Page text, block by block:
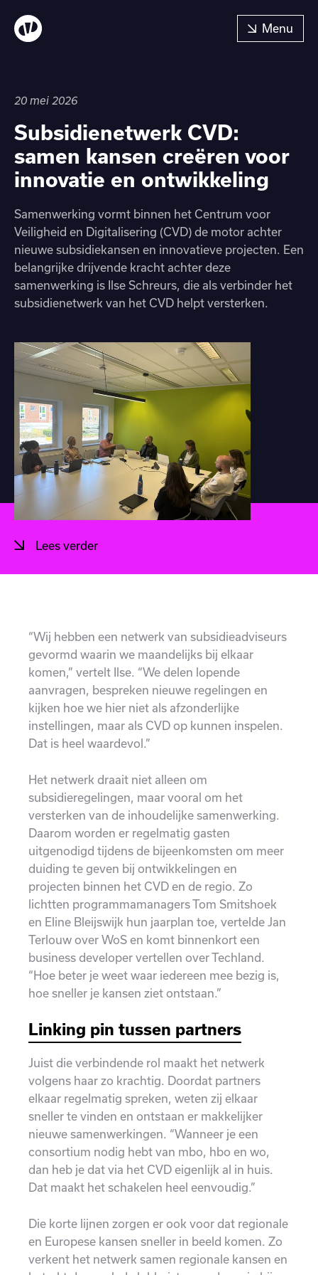
20 mei 2026
Subsidienetwerk CVD:
samen kansen creëren voor
innovatie en ontwikkeling
Samenwerking vormt binnen het Centrum voor
Veiligheid en Digitalisering (CVD) de motor achter
nieuwe subsidiekansen en innovatieve projecten. Een
belangrijke drijvende kracht achter deze
samenwerking is Ilse Schreurs, die als verbinder het
subsidienetwerk van het CVD helpt versterken.
Lees verder
“Wij hebben een netwerk van subsidieadviseurs
gevormd waarin we maandelijks bij elkaar
komen,” vertelt Ilse. “We delen lopende
aanvragen, bespreken nieuwe regelingen en
kijken hoe we hier niet als afzonderlijke
instellingen, maar als CVD op kunnen inspelen.
Dat is heel waardevol.”
Het netwerk draait niet alleen om
subsidieregelingen, maar vooral om het
versterken van de inhoudelijke samenwerking.
Daarom worden er regelmatig gasten
uitgenodigd tijdens de bijeenkomsten om meer
duiding te geven bij ontwikkelingen en
projecten binnen het CVD en de regio. Zo
lichtten programmamanagers Tom Smitshoek
en Eline Bleijswijk hun jaarplan toe, vertelde Jan
Terlouw over WoS en komt binnenkort een
business developer vertellen over Techland.
“Hoe beter je weet waar iedereen mee bezig is,
hoe sneller je kansen ziet ontstaan.”
Linking pin tussen partners
Juist die verbindende rol maakt het netwerk
volgens haar zo krachtig. Doordat partners
elkaar regelmatig spreken, weten zij elkaar
sneller te vinden en ontstaan er makkelijker
nieuwe samenwerkingen. “Wanneer je een
consortium nodig hebt van mbo, hbo en wo,
dan heb je dat via het CVD eigenlijk al in huis.
Dat maakt het schakelen heel eenvoudig.”
Die korte lijnen zorgen er ook voor dat regionale
en Europese kansen sneller in beeld komen. Zo
verkent het netwerk samen regionale kansen en